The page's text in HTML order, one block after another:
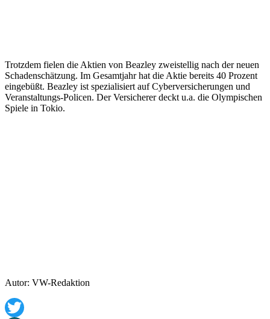
Trotzdem fielen die Aktien von Beazley zweistellig nach der neuen
Schadenschätzung. Im Gesamtjahr hat die Aktie bereits 40 Prozent
eingebüßt. Beazley ist spezialisiert auf Cyberversicherungen und
Veranstaltungs-Policen. Der Versicherer deckt u.a. die Olympischen
Spiele in Tokio.
Autor: VW-Redaktion